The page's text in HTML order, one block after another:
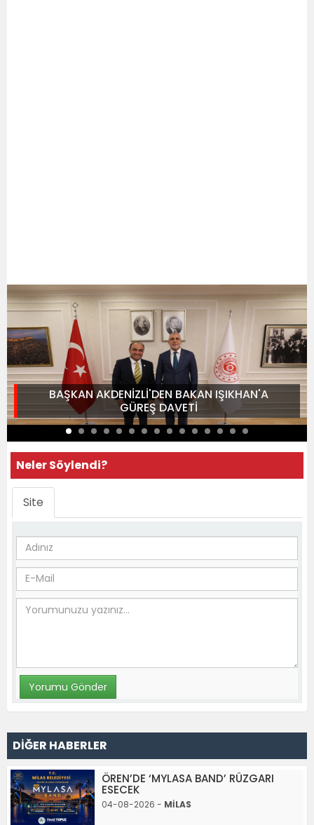
BAŞKAN AKDENİZLİ'DEN BAKAN IŞIKHAN'A
GÜREŞ DAVETİ
Neler Söylendi?
Site
DİĞER HABERLER
ÖREN’DE ‘MYLASA BAND’ RÜZGARI
ESECEK
04-08-2026 - MİLAS